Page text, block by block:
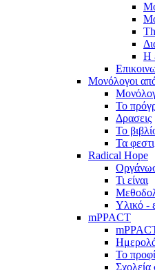
Η
Μονόλογοι
Το
Δρασεις
Το
Τα
Radical Hope
Τι είναι
Υλικό -
mPPACT
Το